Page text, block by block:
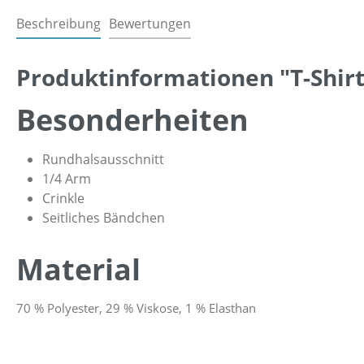
Beschreibung Bewertungen
Produktinformationen "T-
Besonderheiten
Rundhalsausschnitt
1/4 Arm
Crinkle
Seitliches Bändchen
Material
70 % Polyester, 29 % Viskose, 1 % Elasthan